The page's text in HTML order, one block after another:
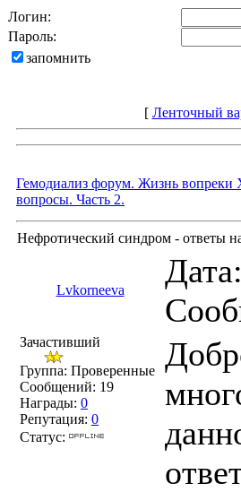
Логин:
Пароль:
запомнить
[ Ленточный
Гемодиализ форум. Жизнь
вопросы. Часть 2.
Нефротический синдром - ответы
Lvkorneeva
Зачастивший
Группа: Проверенные
Сообщений: 19
Награды: 0
Репутация: 0
Статус: